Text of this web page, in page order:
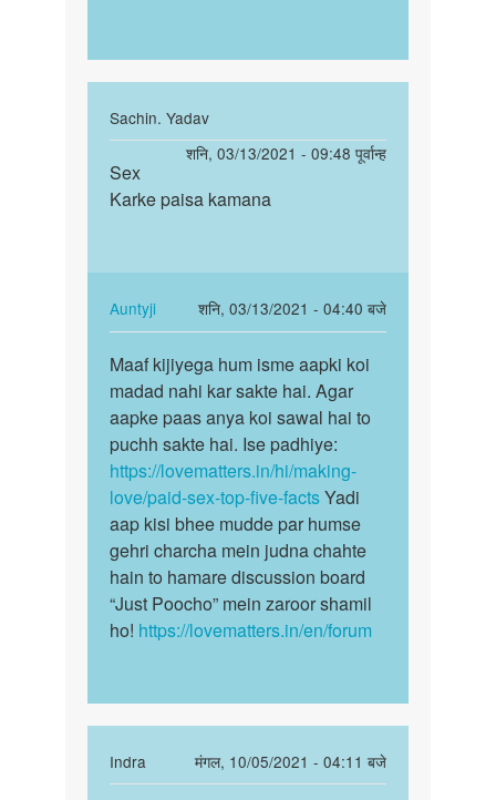
Sachin. Yadav
शनि, 03/13/2021 - 09:48 पूर्वान्ह
In
reply
to
में
पैसा
कमाना…
by
Lokesh
Sex
Karke
Sex
Karke paisa kamana
Auntyji
शनि, 03/13/2021 - 04:40 बजे
In
reply
to
Sex
Karke
paisa
kamana
by
Sachin.
Yadav
Maaf
kijiyega
hum
isme
aapki…
Maaf kijiyega hum isme aapki koi
madad nahi kar sakte hai. Agar
aapke paas anya koi sawal hai to
puchh sakte hai. Ise padhiye:
https://lovematters.in/hi/making-
love/paid-sex-top-five-factsYadi
aap kisi bhee mudde par humse
gehri charcha mein judna chahte
hain to hamare discussion board
“Just Poocho” mein zaroor shamil
ho! https://lovematters.in/en/forum
Indra
मंगल, 10/05/2021 - 04:11 बजे
reply